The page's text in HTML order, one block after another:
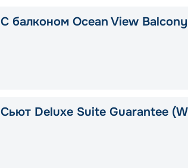
С балконом Ocean View
Сьют Deluxe Suite Guarantee